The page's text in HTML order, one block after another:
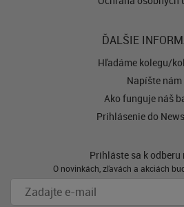
ĎALŠIE
Hľadáme kolegu/
Napíšte nám
Ako funguje náš
Prihlásenie do
Prihláste sa k odberu
O novinkách, zľavách a akciách